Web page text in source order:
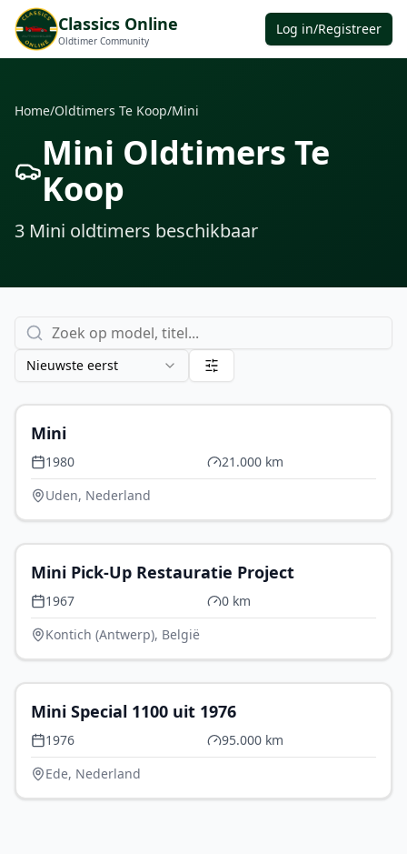
Classics Online
Oldtimer Community
Log in/Registreer
Home/Oldtimers Te Koop/Mini
Mini Oldtimers Te
Koop
3 Mini oldtimers beschikbaar
Nieuwste eerst
Mini
1980
21.000 km
Uden, Nederland
Mini Pick-Up Restauratie Project
1967
0 km
Kontich (Antwerp), België
Mini Special 1100 uit 1976
1976
95.000 km
Ede, Nederland